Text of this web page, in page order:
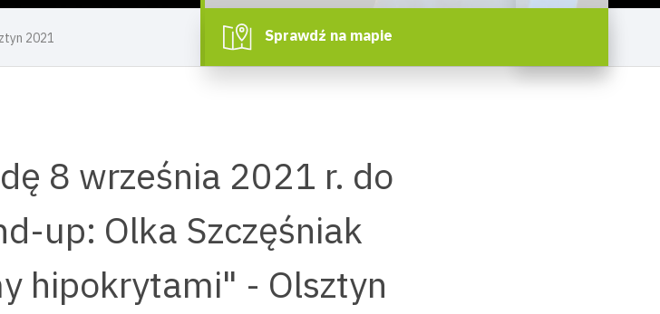
2021 Sprawdź na mapie
8 września 2021 r. do
up: Olka Szczęśniak
hipokrytami" - Olsztyn